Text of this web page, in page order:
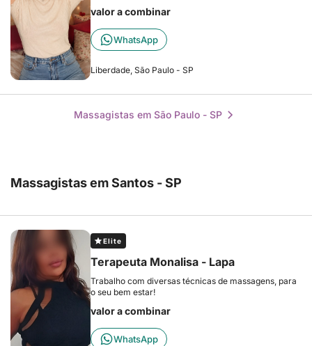
valor a combinar
WhatsApp
Liberdade, São Paulo - SP
Massagistas em São Paulo - SP
Massagistas em Santos - SP
Elite
Terapeuta Monalisa - Lapa
Trabalho com diversas técnicas de massagens, para
o seu bem estar!
valor a combinar
WhatsApp